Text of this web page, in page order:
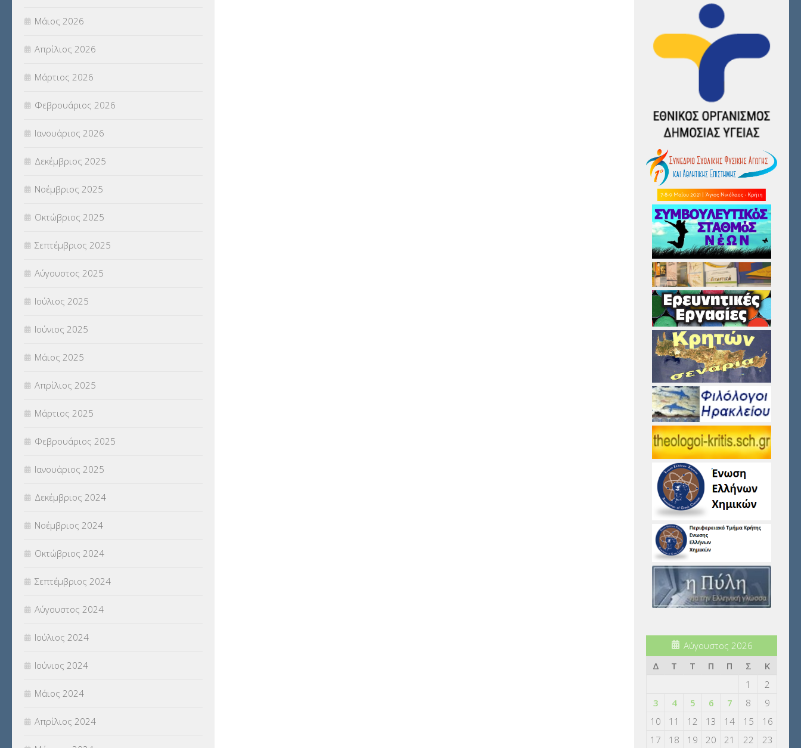
(18)
ΣΥΝΤΑΞΕΙΣ(12)
ΣΧΟΛΙΚΟΙ ΣΥΜΒΟΥΛΟΙ
ΥΠΕΡΑΡΙΘΜΟΙ(1)
ΥΠΟΤΡΟΦΙΕΣ(28)
ΦΥΣΙΚΗ ΑΓΩΓΗ(692)
Χωρίς κατηγορία
Μάιος 2026
Απρίλιος 2026
Μάρτιος 2026
Φεβρουάριος 2026
Ιανουάριος 2026
Δεκέμβριος 2025
Νοέμβριος 2025
Οκτώβριος 2025
Σεπτέμβριος 2025
Αύγουστος 2025
Ιούλιος 2025
Ιούνιος 2025
Μάιος 2025
Απρίλιος 2025
Μάρτιος 2025
Φεβρουάριος 2025
Ιανουάριος 2025
Δεκέμβριος 2024
Νοέμβριος 2024
Οκτώβριος 2024
Σεπτέμβριος 2024
Αύγουστος 2024
Ιούλιος 2024
Ιούνιος 2024
Μάιος 2024
Απρίλιος 2024
Αύγουστος 2026
Δ
Τ Τ Π Π Σ
Κ
1
2
3
4 5 6 7 8
9
10
11 12 13 14 15
16
17
18 19 20 21 22 23